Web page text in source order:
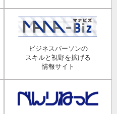
ビジネスパーソンの
スキルと視野を拡げる
情報サイト